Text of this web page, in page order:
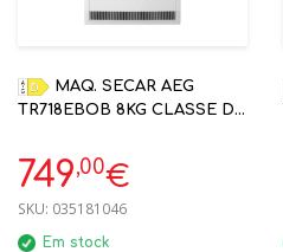
TR718EBOB 8KG CLASSE D
749,00€
SKU: 035181046
Em stock